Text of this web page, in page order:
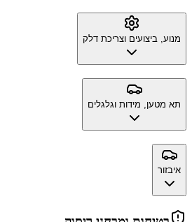
מנוע, ביצועים וצריכת דלק
תא מטען, מידות וגלגלים
איבזור